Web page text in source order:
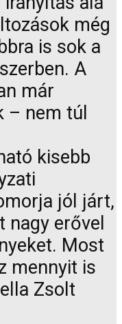
még
is sok a
A
már
– nem túl
kisebb
jól járt,
nagy erővel
Most
mennyit is
Zsolt